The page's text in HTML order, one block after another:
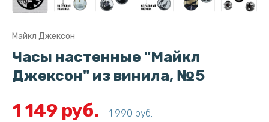
Майкл Джексон
Часы настенные "Майкл
Джексон" из винила, №5
1 149 руб. 1 990 руб.